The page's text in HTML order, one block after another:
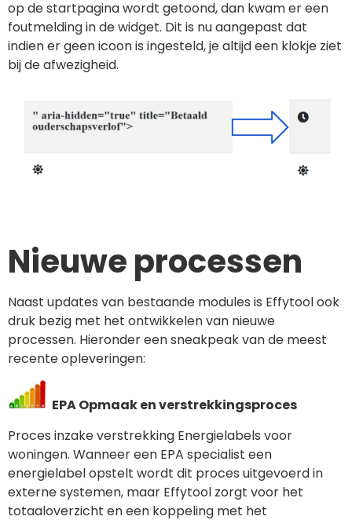
op de startpagina wordt getoond, dan kwam er een
foutmelding in de widget. Dit is nu aangepast dat
indien er geen icoon is ingesteld, je altijd een klokje ziet
bij de afwezigheid.
Nieuwe processen
Naast updates van bestaande modules is Effytool ook
druk bezig met het ontwikkelen van nieuwe
processen. Hieronder een sneakpeak van de meest
recente opleveringen:
EPA Opmaak en verstrekkingsproces
Proces inzake verstrekking Energielabels voor
woningen. Wanneer een EPA specialist een
energielabel opstelt wordt dit proces uitgevoerd in
externe systemen, maar Effytool zorgt voor het
totaaloverzicht en een koppeling met het